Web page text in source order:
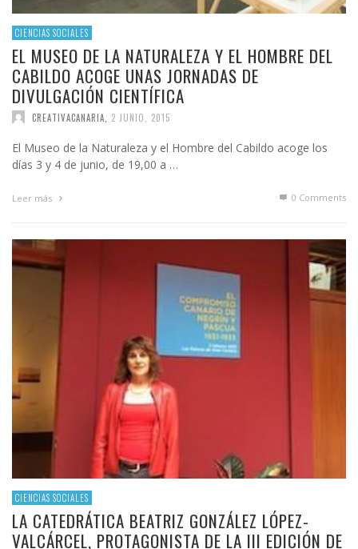
CIENCIAS SOCIALES
EL MUSEO DE LA NATURALEZA Y EL HOMBRE DEL
CABILDO ACOGE UNAS JORNADAS DE
DIVULGACIÓN CIENTÍFICA
CREATIVACANARIA 2 JUNIO, 2015
El Museo de la Naturaleza y el Hombre del Cabildo acoge los
días 3 y 4 de junio, de 19,00 a …
Leer más 0 Comments
CIENCIAS SOCIALES
LA CATEDRÁTICA BEATRIZ GONZÁLEZ LÓPEZ-
VALCÁRCEL, PROTAGONISTA DE LA III EDICIÓN DE